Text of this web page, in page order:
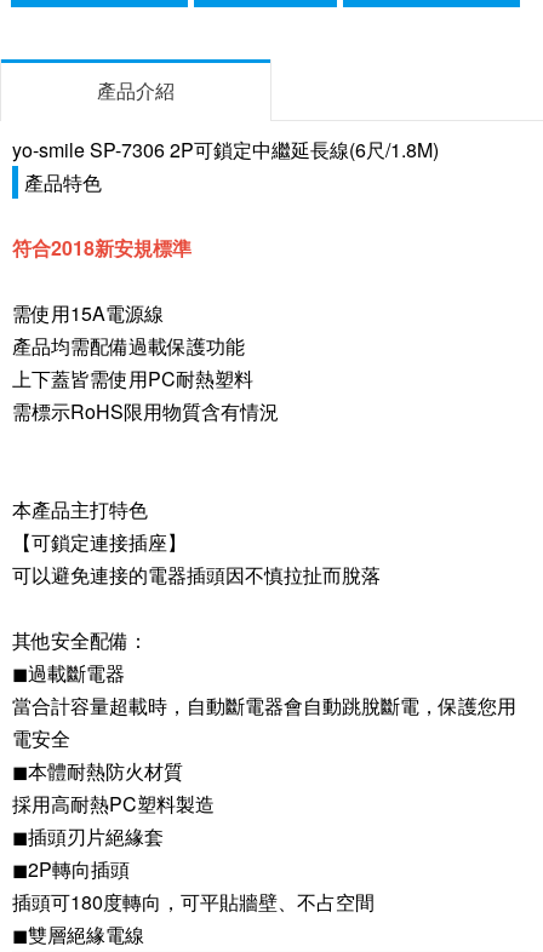
產品介紹
yo-smile SP-7306 2P可鎖定中繼延長線(6尺/1.8M)
產品特色
符合2018新安規標準
需使用15A電源線
產品均需配備過載保護功能
上下蓋皆需使用PC耐熱塑料
需標示RoHS限用物質含有情況
本產品主打特色
【可鎖定連接插座】
可以避免連接的電器插頭因不慎拉扯而脫落
其他安全配備：
◼過載斷電器
當合計容量超載時，自動斷電器會自動跳脫斷電，保護您用
電安全
◼本體耐熱防火材質
採用高耐熱PC塑料製造
◼插頭刃片絕緣套
◼2P轉向插頭
插頭可180度轉向，可平貼牆壁、不占空間
◼雙層絕緣電線